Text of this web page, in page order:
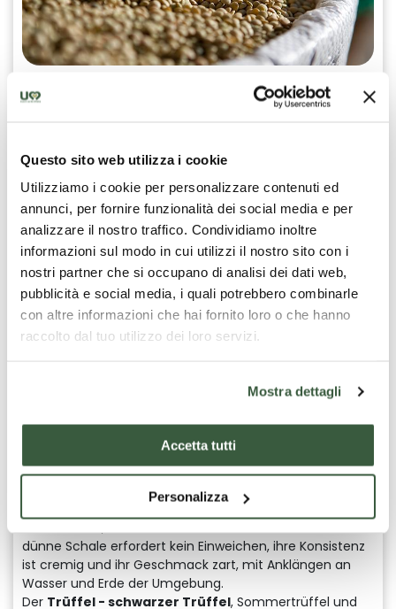
Questo sito web utilizza i cookie
Utilizziamo i cookie per personalizzare contenuti ed
annunci, per fornire funzionalità dei social media e per
analizzare il nostro traffico. Condividiamo inoltre
informazioni sul modo in cui utilizzi il nostro sito con i
nostri partner che si occupano di analisi dei dati web,
pubblicità e social media, i quali potrebbero combinarle
con altre informazioni che hai fornito loro o che hanno
raccolto dal tuo utilizzo dei loro servizi.
Mostra dettagli
Accetta tutti
Personalizza
Die kleinen, großen Schätze der
Neben Wein und Öl gibt es ein Umbrien der
Flächen angebaut und von Gemeinschaften bewahrt
werden, die sich der Vereinheitlichung widersetzt haben.
DieLinse aus Castelluccio, die auf dem Hochplateau
der Sibillinischen Berge angebaut wird, ist klein und zart,
mit einer Farbe, die von Grün bis rötlich variiert. Sie muss
nicht eingeweicht werden und gart schnell, wobei sie
ihre zarte Konsistenz behält.
Der Dinkel aus Monteleone di Spoleto , ein Slow-Food-
Presidium, ist ein uraltes Getreide aus den Bergregionen
Herbst geerntet, verleihen seine tiefroten Fäden den
Gerichten ein unverwechselbares Aroma und eine
, eine winzige und seltene
dünne Schale erfordert kein Einweichen, ihre Konsistenz
ist cremig und ihr Geschmack zart, mit Anklängen an
Wasser und Erde der Umgebung.
Der Trüffel - schwarzer Trüffel, Sommertrüffel und